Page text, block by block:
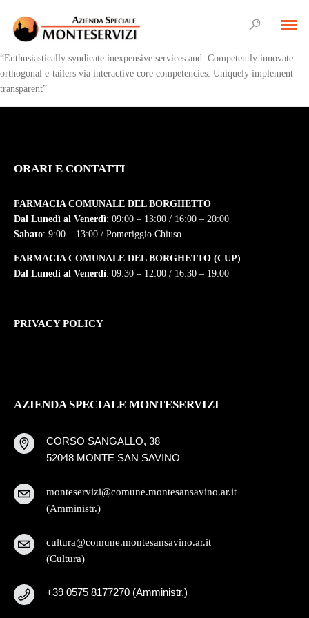
“Enthusiastically syndicate inexpensive services and. Competently innovate
orthogonal e-tailers via interactive core competencies. Uniquely implement
transparent”
ORARI E CONTATTI
FARMACIA COMUNALE DEL BORGHETTO
Dal Lunedì al Venerdì: 09:00 – 13:00 / 16:00 – 20:00
Sabato: 9:00 – 13:00 / Pomeriggio Chiuso
FARMACIA COMUNALE DEL BORGHETTO (CUP)
Dal Lunedì al Venerdì: 09:30 – 12:00 / 16:30 – 19:00
PRIVACY POLICY
AZIENDA SPECIALE MONTESERVIZI
CORSO SANGALLO, 38
52048 MONTE SAN SAVINO
monteservizi@comune.montesansavino.ar.it
(Amministr.)
cultura@comune.montesansavino.ar.it
(Cultura)
+39 0575 8177270 (Amministr.)